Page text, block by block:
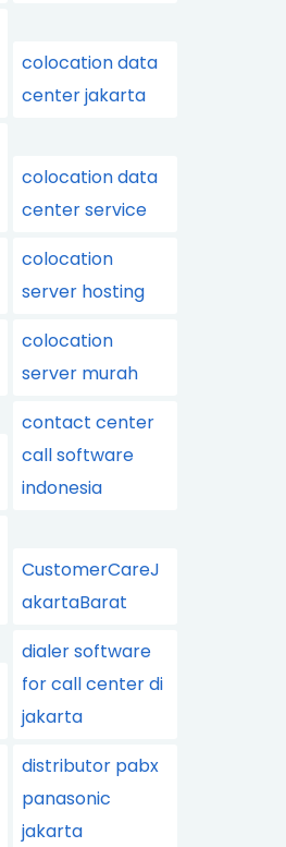
colocation data
center jakarta
colocation data
center service
colocation
server hosting
colocation
server murah
contact center
call software
indonesia
CustomerCareJ
akartaBarat
dialer software
for call center di
jakarta
distributor pabx
panasonic
jakarta